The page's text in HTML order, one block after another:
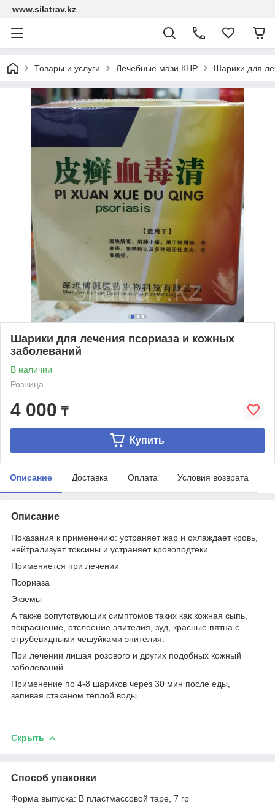
www.silatrav.kz
Товары и услуги Лечебные мази КНР Шарики для
Шарики для лечения псориаза и кожных
заболеваний
В наличии
Розница
4 000 ₸
Купить
Описание Доставка Оплата Условия возврата
Описание
Показания к применению: устраняет жар и охлаждает кровь,
нейтрализует токсины и устраняет кровоподтёки.
Применяется при лечении
Псориаза
Экземы
А также сопутствующих симптомов таких как кожная сыпь,
покраснение, отслоение эпителия, зуд, красные пятна с
отрубевидными чешуйками эпителия.
При лечении лишая розового и других подобных кожный
заболеваний.
Применение по 4-8 шариков через 30 мин после еды,
запивая стаканом тёплой воды.
Скрыть
Способ упаковки
Форма выпуска: В пластмассовой таре, 7 гр